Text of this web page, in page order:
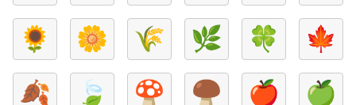
🌻
🌼 🌾 🌿 🍀
🍁
🍂
🍃 🍄 🍄‍🟫 🍎
🍏